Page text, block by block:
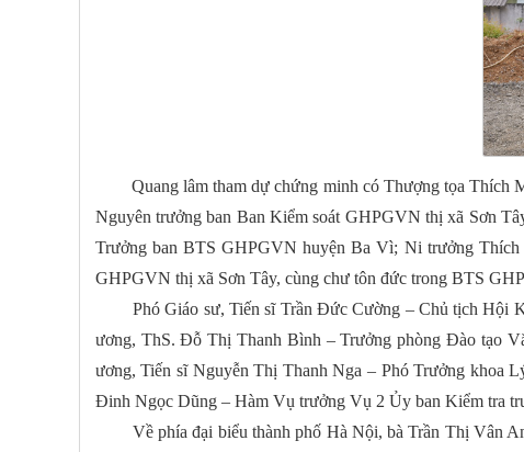
Quang lâm tham dự chứng minh có Thượng tọa Thích
Nguyên trưởng ban Ban Kiểm soát GHPGVN thị xã Sơn
Trưởng ban BTS GHPGVN huyện Ba Vì; Ni trưởng
GHPGVN thị xã Sơn Tây, cùng chư tôn đức trong BTS
Phó Giáo sư, Tiến sĩ Trần Đức Cường – Chủ tịch Hội
ương, ThS. Đỗ Thị Thanh Bình – Trưởng phòng Đào tạo
ương, Tiến sĩ Nguyễn Thị Thanh Nga – Phó Trưởng khoa
Đinh Ngọc Dũng – Hàm Vụ trưởng Vụ 2 Ủy ban Kiểm tra
Về phía đại biểu thành phố Hà Nội, bà Trần Thị Vân